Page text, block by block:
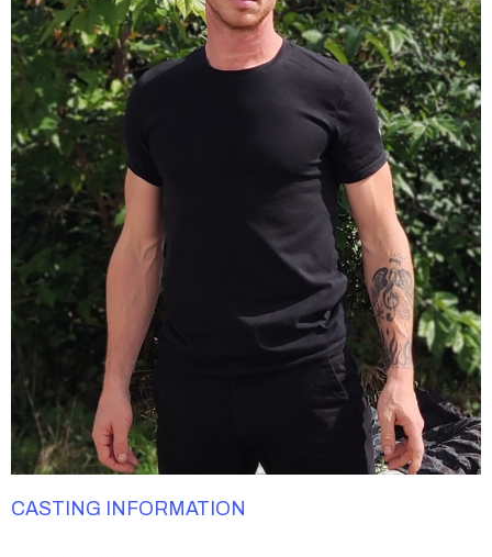
CASTING INFORMATION